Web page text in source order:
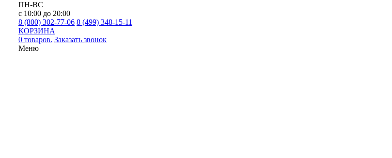
ПН-ВС
с 10:00 до 20:00
8 (800) 302-77-06 8 (499) 348-15-11
КОРЗИНА
0 товаров. Заказать звонок
Меню